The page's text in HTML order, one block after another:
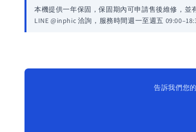
本機提供一年保固，保固期內可申請售後維修，並
LINE @inphic 洽詢，服務時間週一至週五
告訴我們您